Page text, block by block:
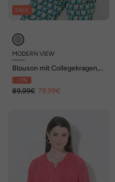
SALE
MODERN VIEW
Blouson mit Collegekragen,
Langarm
- 11%
89,99€ 79,99€